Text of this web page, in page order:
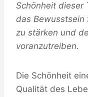
Schönheit dieser
das Bewusstsein
zu stärken und
voranzutreiben.
Die Schönheit
Qualität des